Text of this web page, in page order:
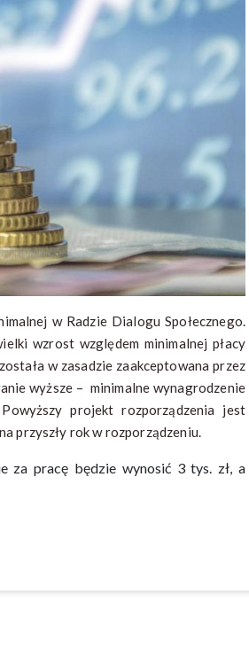
w Radzie Dialogu Społecznego.
wzrost względem minimalnej płacy
w zasadzie zaakceptowana przez
wyższe – minimalne wynagrodzenie
projekt rozporządzenia jest
przyszły rok w rozporządzeniu.
za pracę będzie wynosić 3 tys. zł, a